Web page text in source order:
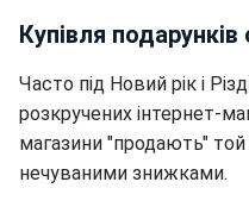
Купівля подарунків
Часто під Новий рік і
розкручених інтернет-
магазини "продають"
нечуваними знижками.